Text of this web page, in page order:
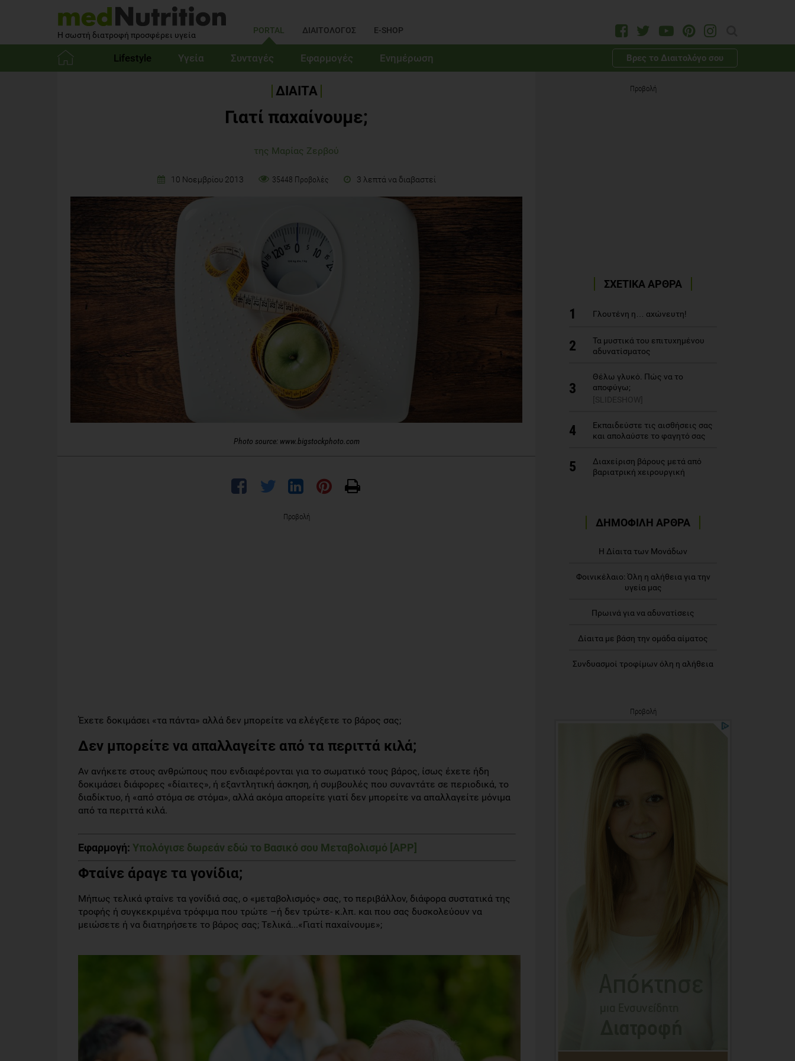
Η σωστή διατροφή προσφέρει υγεία PORTAL ΔΙΑΙΤΟΛΟΓΟΣ E-SHOP
Lifestyle Υγεία Συνταγές Εφαρμογές Ενημέρωση Βρες το Διαιτολόγο σου
ΔΙΑΙΤΑ
Γιατί παχαίνουμε;
της Μαρίας Ζερβού
10 Νοεμβρίου 2013 35448 Προβολές 3 λεπτά να διαβαστεί
Photo source: www.bigstockphoto.com
Προβολή
Έχετε δοκιμάσει «τα πάντα» αλλά δεν μπορείτε να ελέγξετε το βάρος σας;
Δεν μπορείτε να απαλλαγείτε από τα περιττά κιλά;
Αν ανήκετε στους ανθρώπους που ενδιαφέρονται για το σωματικό τους βάρος, ίσως έχετε ήδη
δοκιμάσει διάφορες «δίαιτες», ή εξαντλητική άσκηση, ή συμβουλές που συναντάτε σε περιοδικά, το
διαδίκτυο, ή «από στόμα σε στόμα», αλλά ακόμα απορείτε γιατί δεν μπορείτε να απαλλαγείτε μόνιμα
από τα περιττά κιλά.
Εφαρμογή: Υπολόγισε δωρεάν εδώ το Βασικό σου Μεταβολισμό [APP]
Φταίνε άραγε τα γονίδια;
Μήπως τελικά φταίνε τα γονίδιά σας, ο «μεταβολισμός» σας, το περιβάλλον, διάφορα συστατικά της
τροφής ή συγκεκριμένα τρόφιμα που τρώτε –ή δεν τρώτε- κ.λπ. και που σας δυσκολεύουν να
μειώσετε ή να διατηρήσετε το βάρος σας; Τελικά...«Γιατί παχαίνουμε»;
Προβολή
ΣΧΕΤΙΚΑ ΑΡΘΡΑ
1 Γλουτένη η… αχώνευτη!
2
Τα μυστικά του επιτυχημένου
αδυνατίσματος
3
Θέλω γλυκό. Πώς να το
αποφύγω;
[SLIDESHOW]
4
Εκπαιδεύστε τις αισθήσεις σας
και απολαύστε το φαγητό σας
5
Διαχείριση βάρους μετά από
βαριατρική χειρουργική
ΔΗΜΟΦΙΛΗ ΑΡΘΡΑ
Η Δίαιτα των Μονάδων
Φοινικέλαιο: Όλη η αλήθεια για την
υγεία μας
Πρωινά για να αδυνατίσεις
Δίαιτα με βάση την ομάδα αίματος
Συνδυασμοί τροφίμων όλη η αλήθεια
Προβολή